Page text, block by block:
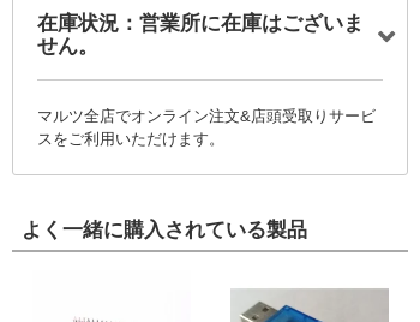
在庫状況：営業所に在庫はございま
せん。
マルツ全店でオンライン注文&店頭受取りサービ
スをご利用いただけます。
よく一緒に購入されている製品